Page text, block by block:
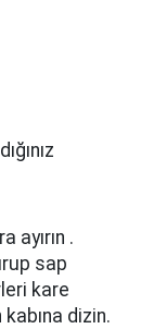
ayırın .
sap
kare
dizin.